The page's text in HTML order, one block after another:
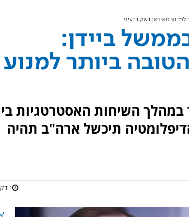
מאיראן נשק גרעיני
ביידן:
ביותר למנוע
במהלך השיחות האסטרטגיות
תיכשל ארה"ב תהיה
1 דקות